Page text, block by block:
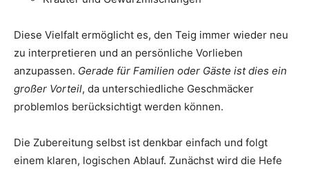
Diese Vielfalt ermöglicht es, den Teig immer wieder neu
zu interpretieren und an persönliche Vorlieben
anzupassen. Gerade für Familien oder Gäste ist dies ein
großer Vorteil, da unterschiedliche Geschmäcker
problemlos berücksichtigt werden können.
Die Zubereitung selbst ist denkbar einfach und folgt
einem klaren, logischen Ablauf. Zunächst wird die Hefe